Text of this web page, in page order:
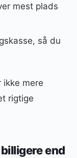
mest plads
så du
ikke mere
rigtige
end